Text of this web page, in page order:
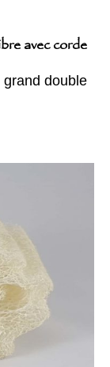
avec corde
double